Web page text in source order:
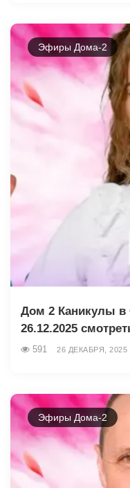
Эфиры Дома-2
Дом 2 Каникулы в
26.12.2025
591 26 ДЕКАБРЯ, 2025
Эфиры Дома-2